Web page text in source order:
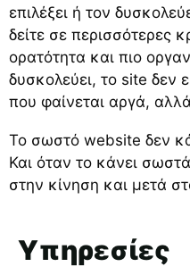
επιλέξει ή τον
δείτε σε περισσότερες
ορατότητα και πιο
δυσκολεύει, το site δεν
που φαίνεται αργά,
Το σωστό website δεν
Και όταν το κάνει
στην κίνηση και μετά
Υπηρεσίες